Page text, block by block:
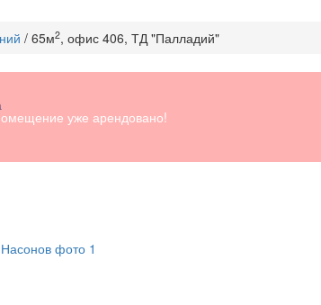
/ 65м2, офис 406, ТД "Палладий"
уже арендовано!